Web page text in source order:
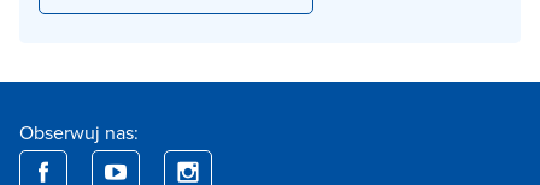
Obserwuj nas: